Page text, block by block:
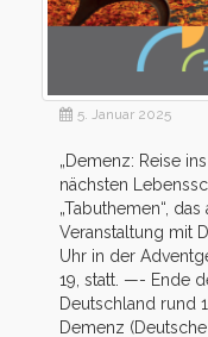
5. Januar 2025
„Demenz: Reise
nächsten
„Tabuthemen“,
Veranstaltung mit
Uhr in der
19, statt. —- Ende
Deutschland rund
Demenz